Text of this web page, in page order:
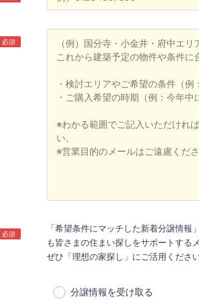
必須
必須
「希望条件にマッチした新着分譲情
も皆さまの住まい探しをサポートする
ぜひ「理想の家探し」にご活用ください
分譲情報を受け取る